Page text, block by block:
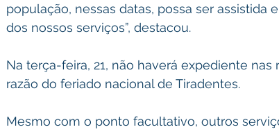
população, nessas datas, possa ser
dos nossos serviços”, destacou.
Na terça-feira, 21, não haverá expediente
razão do feriado nacional de Tiradentes.
Mesmo com o ponto facultativo, outros